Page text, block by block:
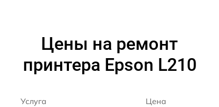
Цены на ремонт
принтера Epson L210
Услуга Цена